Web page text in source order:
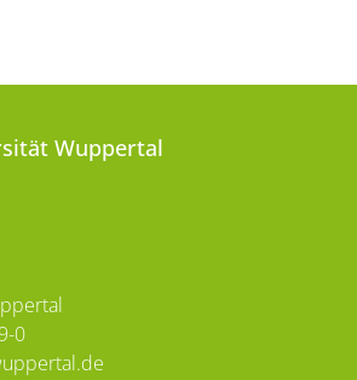
Wuppertal
0